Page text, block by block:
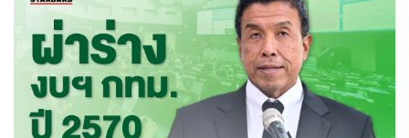
ชัดเจน ท่านไปดาวน์โหลดได้เลย
ข้อที่ 2 ที่ต้องทำทันทีคือการสังคายนาทางม้าลายทั่ว กทม.
โดยผู้เชี่ยวชาญไม่ใช่ใครก็ได้ ต้องเป็นคนที่มีความรู้ ความ
เชี่ยวชาญเรื่องความปลอดภัยจริงๆ การสังคายนาจะทำให้
เสร็จภายใน 6 เดือน ซึ่งจะรวมประชาชนซึ่งใช้ถนน ถ้ารู้ว่า